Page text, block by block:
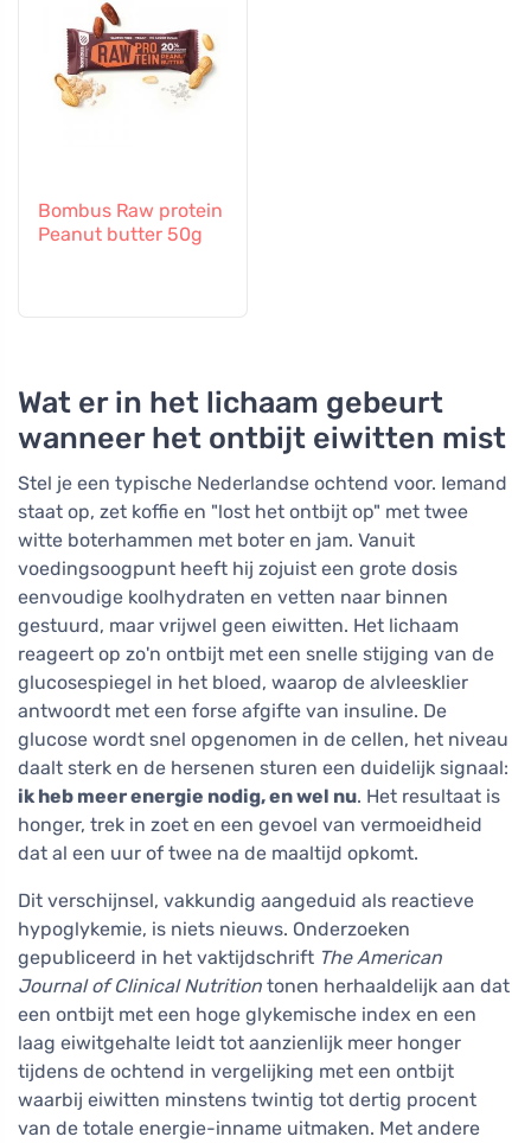
Bombus Raw protein
Peanut butter 50g
Wat er in het lichaam gebeurt
wanneer het ontbijt eiwitten mist
Stel je een typische Nederlandse ochtend voor. Iemand
staat op, zet koffie en "lost het ontbijt op" met twee
witte boterhammen met boter en jam. Vanuit
voedingsoogpunt heeft hij zojuist een grote dosis
eenvoudige koolhydraten en vetten naar binnen
gestuurd, maar vrijwel geen eiwitten. Het lichaam
reageert op zo'n ontbijt met een snelle stijging van de
glucosespiegel in het bloed, waarop de alvleesklier
antwoordt met een forse afgifte van insuline. De
glucose wordt snel opgenomen in de cellen, het niveau
daalt sterk en de hersenen sturen een duidelijk signaal:
ik heb meer energie nodig, en wel nu. Het resultaat is
honger, trek in zoet en een gevoel van vermoeidheid
dat al een uur of twee na de maaltijd opkomt.
Dit verschijnsel, vakkundig aangeduid als reactieve
hypoglykemie, is niets nieuws. Onderzoeken
gepubliceerd in het vaktijdschrift The American
Journal of Clinical Nutrition tonen herhaaldelijk aan dat
een ontbijt met een hoge glykemische index en een
laag eiwitgehalte leidt tot aanzienlijk meer honger
tijdens de ochtend in vergelijking met een ontbijt
waarbij eiwitten minstens twintig tot dertig procent
van de totale energie-inname uitmaken. Met andere